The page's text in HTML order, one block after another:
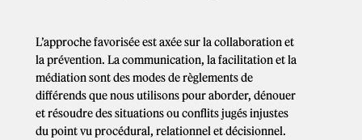
L’approche favorisée est axée sur la collaboration et
la prévention. La communication, la facilitation et la
médiation sont des modes de règlements de
différends que nous utilisons pour aborder, dénouer
et résoudre des situations ou conflits jugés injustes
du point vu procédural, relationnel et décisionnel.